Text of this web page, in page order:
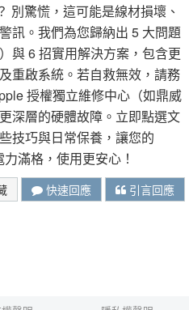
別驚慌，這可能是線材損壞、
訊。我們為您歸納出 5 大問題
與 6 招實用解決方案，包含更
重啟系統。若自救無效，請務
授權獨立維修中心（如鼎威
深層的硬體故障。立即點選文
技巧與日常保養，讓您的
滿格，使用更安心！
快速回應 引言回應